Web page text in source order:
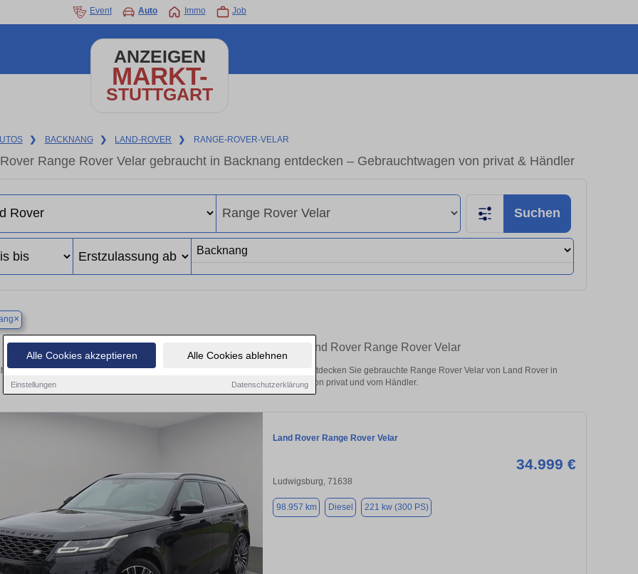
Alle Cookies akzeptieren Alle Cookies ablehnen
Einstellungen Datenschutzerklärung
Event Auto Immo Job
ANZEIGEN
MARKT-
STUTTGART
❯ BACKNANG ❯ LAND-ROVER ❯ RANGE-ROVER-VELAR
Range Rover Velar gebraucht in Backnang entdecken – Gebrauchtwagen von privat & Händler
Suchen
×
Finden Sie in Backnang Ihren gebrauchten Land Rover Range Rover Velar
Sie in Backnang einen Land Rover Range Rover Velar Gebrauchtwagen? Entdecken Sie gebrauchte Range Rover Velar von Land Rover in
verschiedenen Ausführungen und Preisklassen von privat und vom Händler.
Land Rover Range Rover Velar
34.999 €
Ludwigsburg, 71638
98.957 km Diesel 221 kw (300 PS)